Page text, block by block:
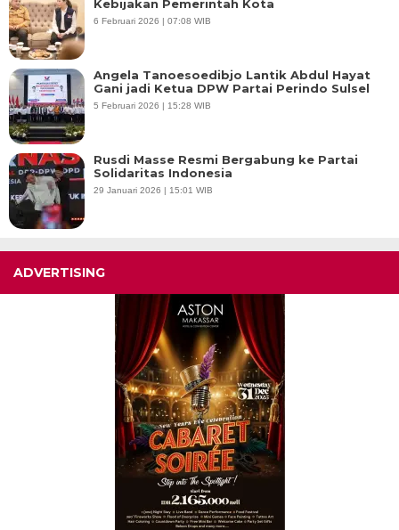
Kebijakan Pemerintah Kota
6 Februari 2026 | 07:08 WIB
Angela Tanoesoedibjo Lantik Abdul Hayat
Gani jadi Ketua DPW Partai Perindo Sulsel
5 Februari 2026 | 15:28 WIB
Rusdi Masse Resmi Bergabung ke Partai
Solidaritas Indonesia
29 Januari 2026 | 15:01 WIB
ADVERTISING